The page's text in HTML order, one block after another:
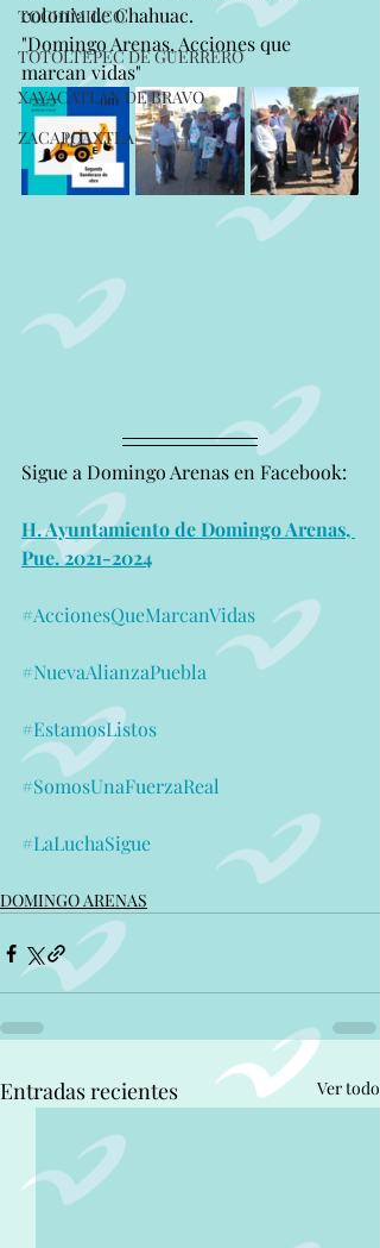
TOCHIMILCO
TOTOLTEPEC DE GUERRERO
XAYACATLAN DE BRAVO
ZACAPOAXTLA
colonia de Chahuac.
"Domingo Arenas, Acciones que
marcan vidas"
Sigue a Domingo Arenas en Facebook:
H. Ayuntamiento de Domingo Arenas,
Pue. 2021-2024
#AccionesQueMarcanVidas
#NuevaAlianzaPuebla
#EstamosListos
#SomosUnaFuerzaReal
#LaLuchaSigue
DOMINGO ARENAS
Entradas recientes Ver todo